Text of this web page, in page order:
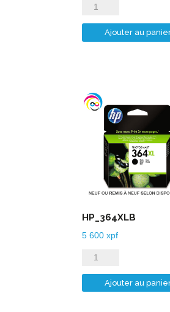
quantité
de
HP_303XLCoul
Ajouter au
HP_364XLB
5 600xpf
quantité
de
HP_364XLB
Ajouter au